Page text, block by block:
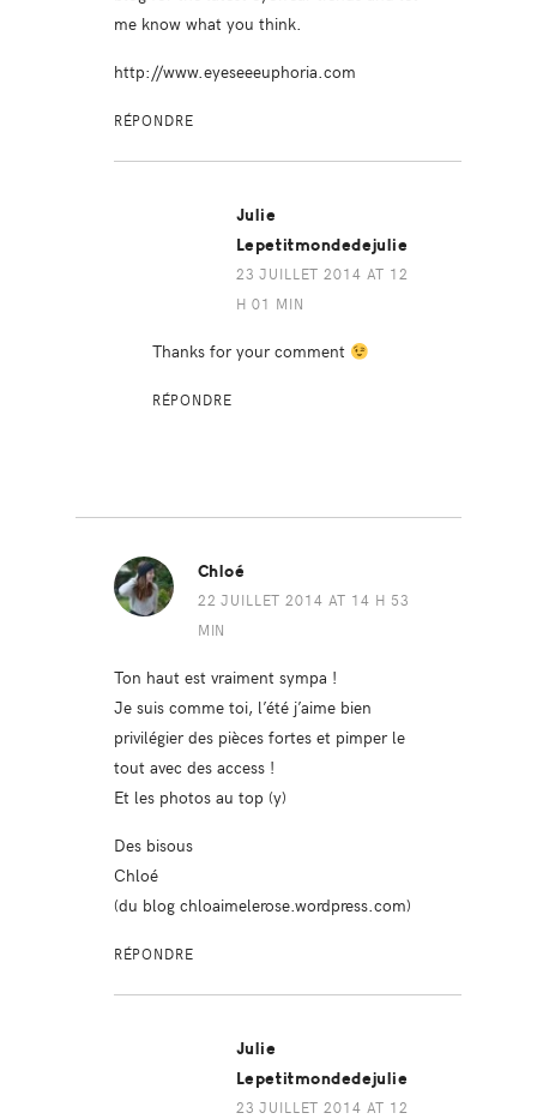
me know what you think.
http://www.eyeseeeuphoria.com
RÉPONDRE
Julie
Lepetitmondedejulie
23 JUILLET 2014 AT 12
H 01 MIN
Thanks for your comment
RÉPONDRE
Chloé
22 JUILLET 2014 AT 14 H 53
MIN
Ton haut est vraiment sympa !
Je suis comme toi, l’été j’aime bien
privilégier des pièces fortes et pimper le
tout avec des access !
Et les photos au top (y)
Des bisous
Chloé
(du blog chloaimelerose.wordpress.com)
RÉPONDRE
Julie
Lepetitmondedejulie
23 JUILLET 2014 AT 12